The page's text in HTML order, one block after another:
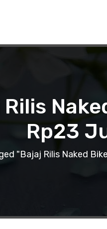
Rp23
"Bajaj Rilis Naked